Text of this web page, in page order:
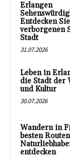
Erlangen
Entdecken
verborgenen
Stadt
31.07.2026
Leben in
die Stadt der
und Kultur
30.07.2026
Wandern in
besten
entdecken